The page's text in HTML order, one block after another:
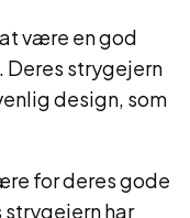
være en god
strygejern
design, som
for deres gode
har